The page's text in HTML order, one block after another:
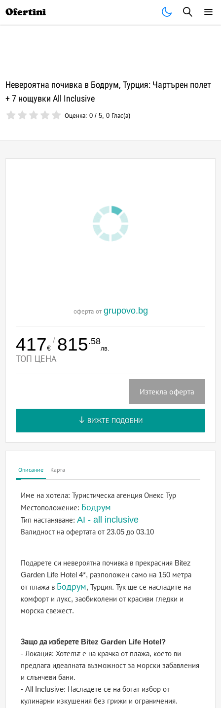
Ofertini
Невероятна почивка в Бодрум, Турция: Чартърен полет
+ 7 нощувки All Inclusive
Оценка:0 /5,0 Глас(а)
оферта от grupovo.bg
417€
/ 815.58
лв.
ТОП ЦЕНА
Изтекла оферта
ВИЖТЕ ПОДОБНИ
Описание Карта
Име на хотела:Туристическа агенция Онекс Тур
Местоположение: Бодрум
Тип настаняване:AI - all inclusive
Валидност на офертатаот 23.05 до 03.10
Подарете си невероятна почивка в прекрасния Bitez
Garden Life Hotel 4*, разположен само на 150 метра
от плажа в Бодрум, Турция. Тук ще се насладите на
комфорт и лукс, заобиколени от красиви гледки и
морска свежест.
Защо да изберете Bitez Garden Life Hotel?
- Локация: Хотелът е на крачка от плажа, което ви
предлага идеалната възможност за морски забавления
и слънчеви бани.
- All Inclusive: Насладете се на богат избор от
кулинарни изкушения без грижи и ограничения.